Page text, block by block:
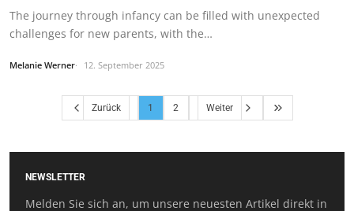
The journey through infancy can be filled with unexpected
challenges for new parents, with the…
Melanie Werner 12. September 2025
Zurück 1 2 Weiter
NEWSLETTER
Melden Sie sich an, um unsere neuesten Artikel direkt in